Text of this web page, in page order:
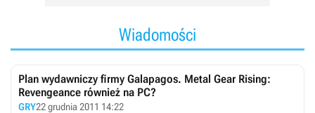
Wiadomości
Plan wydawniczy firmy Galapagos. Metal Gear Rising:
Revengeance również na PC?
GRY22 grudnia 2011 14:22